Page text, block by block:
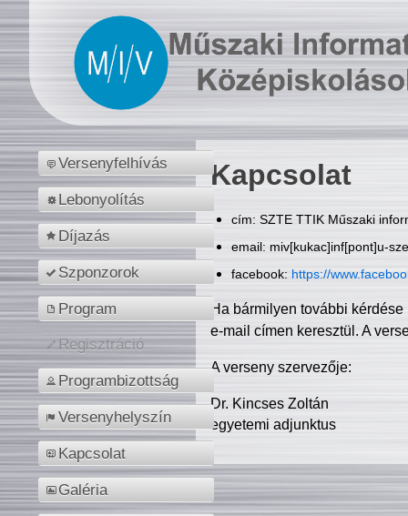
Versenyfelhívás
Lebonyolítás
Díjazás
Szponzorok
Program
Regisztráció
Programbizottság
Versenyhelyszín
Kapcsolat
Galéria
Kapcsolat
cím: SZTE TTIK Műszaki
email: miv[kukac]inf[pont]u-
facebook: https://
Ha bármilyen további
e-mail címen keresztül. A
A verseny szervezője:
Dr. Kincses Zoltán
egyetemi adjunktus